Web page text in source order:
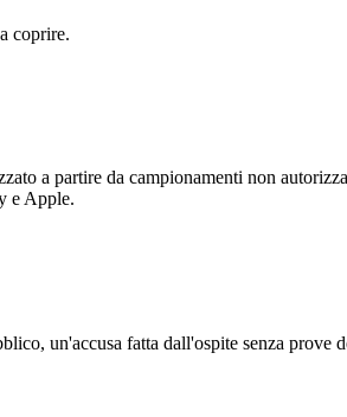
coprire.
a partire da campionamenti non
e Apple.
un'accusa fatta dall'ospite senza